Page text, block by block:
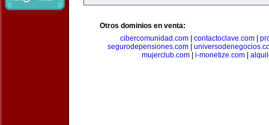
Otros dominios en venta:
cibercomunidad.com
contactoclave.com
segurodepensiones.com
mujerclub.com
i-monetize.com